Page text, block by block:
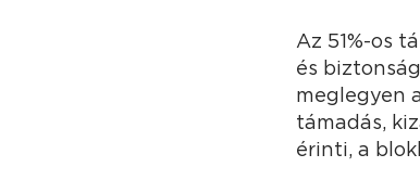
Az 51%-os
és
meglegyen
támadás,
érinti, a